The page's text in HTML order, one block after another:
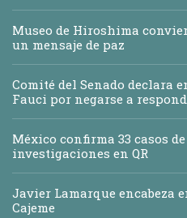
Museo de Hiroshima
un mensaje de paz
Comité del Senado declara
Fauci por negarse a
México confirma 33 casos
investigaciones en QR
Javier Lamarque encabeza
Cajeme